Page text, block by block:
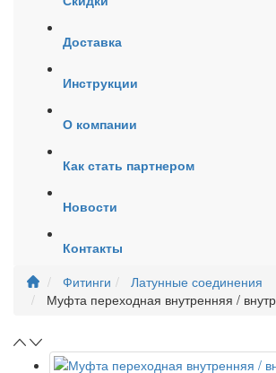
Доставка
Инструкции
О компании
Как стать партнером
Новости
Контакты
Фитинги
Латунные соединения
Муфта переходная внутренняя /